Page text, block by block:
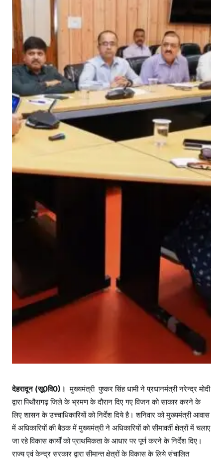
रा
ख
ण्ड
के
ति
शे
ष
ल
गा
:
देहरादून (सू0वि0)।मुख्यमंत्री पुष्कर सिंह धामी ने प्रधानमंत्री नरेन्द्र मोदी
द्वारा पिथौरागढ़ जिले के भ्रमण के दौरान दिए गए विजन को साकार करने के
लिए शासन के उच्चाधिकारियों को निर्देश दिये है। शनिवार को मुख्यमंत्री आवास
में अधिकारियों की बैठक में मुख्यमंत्री ने अधिकारियों को सीमावर्ती क्षेत्रों में चलाए
जा रहे विकास कार्यों को प्राथमिकता के आधार पर पूर्ण करने के निर्देश दिए।
राज्य एवं केन्द्र सरकार द्वारा सीमान्त क्षेत्रों के विकास के लिये संचालित